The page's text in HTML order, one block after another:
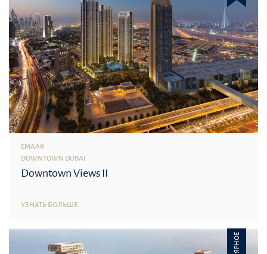
EMAAR
DOWNTOWN DUBAI
Downtown Views II
УЗНАТЬ БОЛЬШЕ